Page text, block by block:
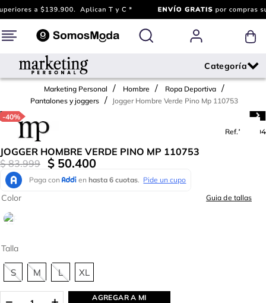
Marketing Personal Hombre
Ropa Deportiva
Pantalones y joggers
Jogger Hombre Verde Pino Mp 110753
-40%
Ref.775004
JOGGER HOMBRE VERDE PINO MP 110753
$ 83.999 $ 50.400
Talla
S M L XL
Color Guia de tallas
AGREGAR A MI